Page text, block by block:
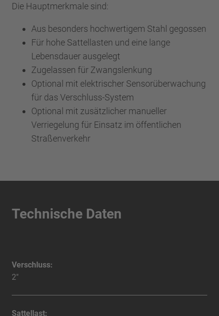
Die Hauptmerkmale sind:
Aus besonders hochwertigem Stahl gegossen
Für hohe Sattellasten und eine lange
Lebensdauer ausgelegt
Zugelassen für Zwangslenkung
Optional mit elektrischer Sensorüberwachung
für das Verschluss-System
Optional mit zusätzlicher manueller
Verriegelung für Einsatz im öffentlichen
Straßenverkehr
Technische Daten
Verschluss:
2"
Sattellast: